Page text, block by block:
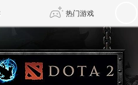
热门游戏
DNF 传奇4